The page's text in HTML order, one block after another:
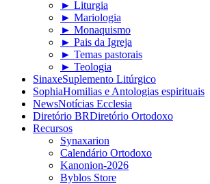
► Liturgia
► Mariologia
► Monaquismo
► Pais da Igreja
► Temas pastorais
► Teologia
SinaxeSuplemento Litúrgico
SophiaHomilias e Antologias espirituais
NewsNotícias Ecclesia
Diretório BRDiretório Ortodoxo
Recursos
Synaxarion
Calendário Ortodoxo
Kanonion-2026
Byblos Store